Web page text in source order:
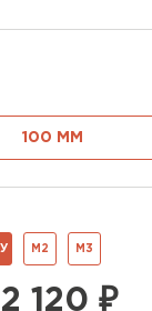
100 ММ
М2 М3
2 120 ₽
Дирок